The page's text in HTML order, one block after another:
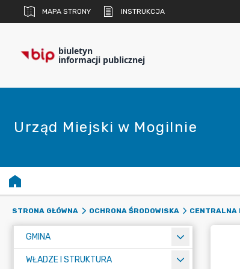
MAPA STRONY INSTRUKCJA
biuletyn
informacji publicznej
Urząd Miejski w Mogilnie
STRONA GŁÓWNA OCHRONA ŚRODOWISKA CENTRALNA
GMINA
WŁADZE I STRUKTURA